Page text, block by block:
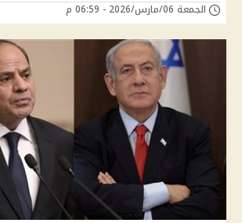
الجمعة 06/مارس/2026 - 06:59 م